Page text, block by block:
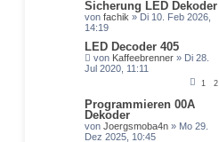
Sicherung LED Dekoder
von fachik » Di 10. Feb 2026,
14:19
LED Decoder 405
von Kaffeebrenner » Di 28.
Jul 2020, 11:11
1 2
Programmieren 00A
Dekoder
von Joergsmoba4n » Mo 29.
Dez 2025, 10:45